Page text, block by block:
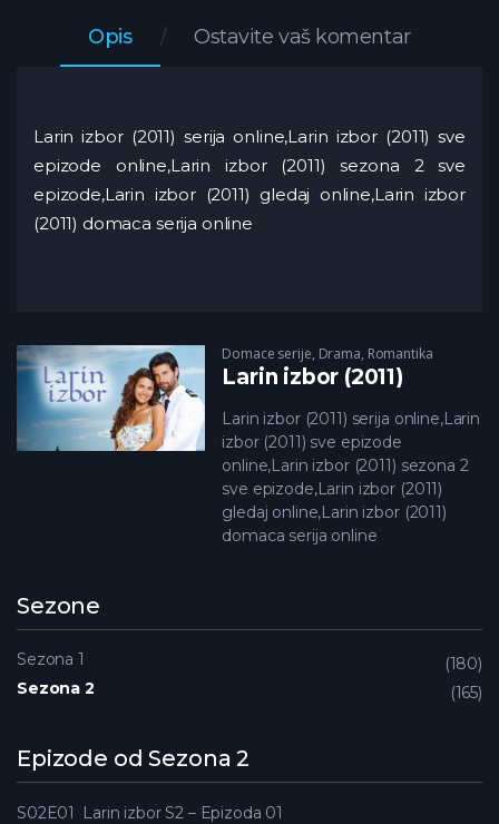
Opis Ostavite vaš komentar
Larin izbor (2011) serija online,Larin izbor (2011) sve
epizode online,Larin izbor (2011) sezona 2 sve
epizode,Larin izbor (2011) gledaj online,Larin izbor
(2011) domaca serija online
Domace serije, Drama, Romantika
Larin izbor (2011)
Larin izbor (2011) serija online,Larin
izbor (2011) sve epizode
online,Larin izbor (2011) sezona 2
sve epizode,Larin izbor (2011)
gledaj online,Larin izbor (2011)
domaca serija online
Sezone
Sezona 1
180
Sezona 2
165
Epizode od Sezona 2
S02E01
Larin izbor S2 – Epizoda 01